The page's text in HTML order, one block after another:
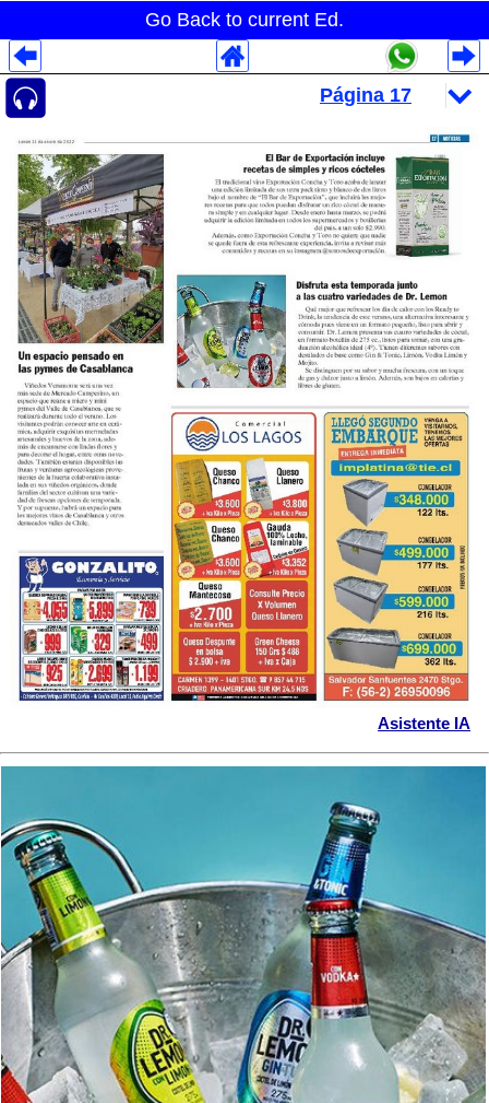
Go Back to current Ed.
Asistente IA
Despliegues Analytics
Despliegues por Rubros